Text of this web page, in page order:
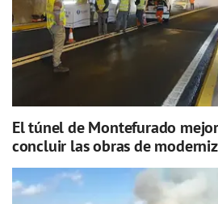
El túnel de Montefurado
concluir las obras de